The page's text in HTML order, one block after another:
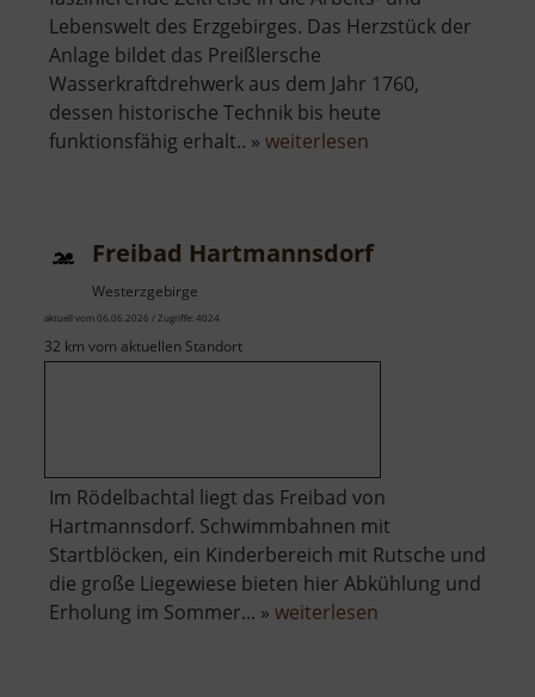
Lebenswelt des Erzgebirges. Das Herzstück der
Anlage bildet das Preißlersche
Wasserkraftdrehwerk aus dem Jahr 1760,
dessen historische Technik bis heute
funktionsfähig erhalt.. » weiterlesen
Freibad Hartmannsdorf
Westerzgebirge
aktuell vom 06.06.2026 / Zugriffe: 4024
32 km vom aktuellen Standort
Im Rödelbachtal liegt das Freibad von
Hartmannsdorf. Schwimmbahnen mit
Startblöcken, ein Kinderbereich mit Rutsche und
die große Liegewiese bieten hier Abkühlung und
Erholung im Sommer... » weiterlesen